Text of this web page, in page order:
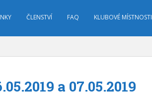
ČLENSTVÍ FAQ KLUBOVÉ MÍSTNOSTI
a 07.05.2019